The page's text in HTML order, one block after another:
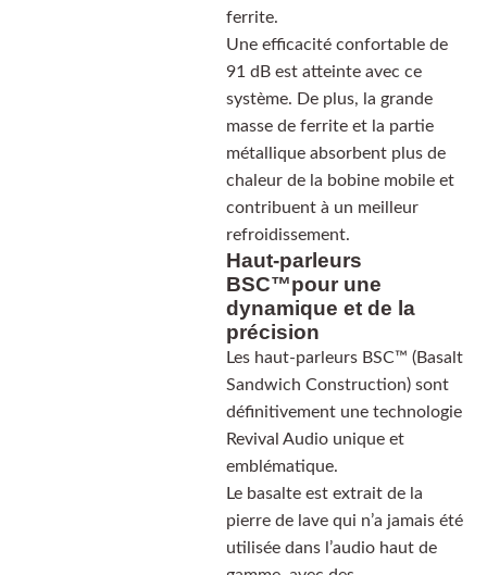
ferrite.
Une efficacité confortable de
91 dB est atteinte avec ce
système. De plus, la grande
masse de ferrite et la partie
métallique absorbent plus de
chaleur de la bobine mobile et
contribuent à un meilleur
refroidissement.
Haut-parleurs
BSC™pour une
dynamique et de la
précision
Les haut-parleurs BSC™ (Basalt
Sandwich Construction) sont
définitivement une technologie
Revival Audio unique et
emblématique.
Le basalte est extrait de la
pierre de lave qui n’a jamais été
utilisée dans l’audio haut de